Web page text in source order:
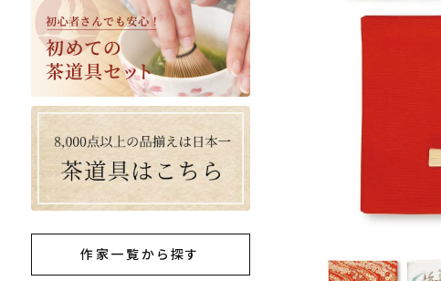
作家一覧から探す